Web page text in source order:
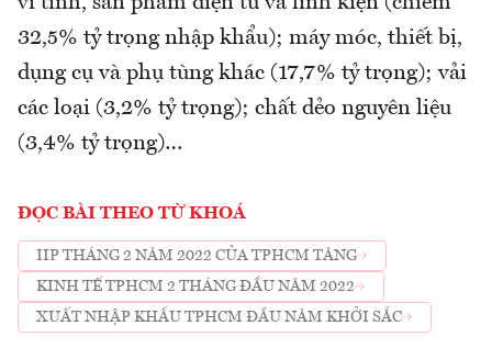
32,5% tỷ trọng nhập khẩu); máy móc, thiết bị,
dụng cụ và phụ tùng khác (17,7% tỷ trọng); vải
các loại (3,2% tỷ trọng); chất dẻo nguyên liệu
(3,4% tỷ trọng)…
ĐỌC BÀI THEO TỪ KHOÁ
IIP THÁNG 2 NĂM 2022 CỦA TPHCM TĂNG
KINH TẾ TPHCM 2 THÁNG ĐẦU NĂM 2022
XUẤT NHẬP KHẨU TPHCM ĐẦU NĂM KHỞI SẮC